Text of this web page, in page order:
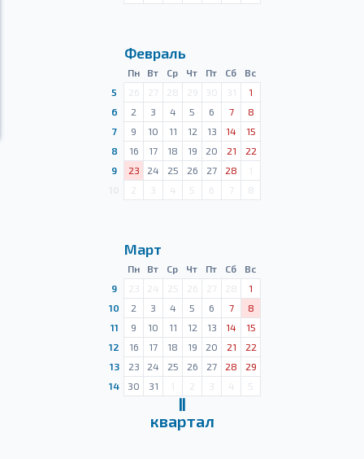
Февраль
Пн Вт Ср Чт Пт Сб
Вс
5
26 27 28 29 30 31
1
6
2 3 4 5 6 7
8
7
9 10 11 12 13 14
15
8
16 17 18 19 20 21
22
9
23 24 25 26 27 28
1
2 3 4 5 6 7 8
Март
Пн Вт Ср Чт Пт Сб
Вс
9
23 24 25 26 27 28
1
10
2 3 4 5 6 7
8
11
9 10 11 12 13 14
15
12
16 17 18 19 20 21
22
13
23 24 25 26 27 28
29
14
30 31 1 2 3 4 5
Ⅱ
квартал